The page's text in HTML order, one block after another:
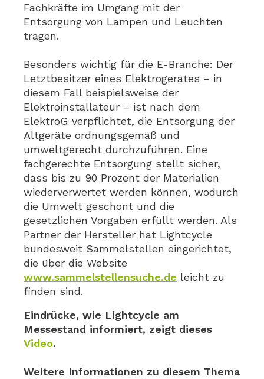
Fachkräfte im Umgang mit der
Entsorgung von Lampen und Leuchten
tragen.
Besonders wichtig für die E-Branche: Der
Letztbesitzer eines Elektrogerätes – in
diesem Fall beispielsweise der
Elektroinstallateur – ist nach dem
ElektroG verpflichtet, die Entsorgung der
Altgeräte ordnungsgemäß und
umweltgerecht durchzuführen. Eine
fachgerechte Entsorgung stellt sicher,
dass bis zu 90 Prozent der Materialien
wiederverwertet werden können, wodurch
die Umwelt geschont und die
gesetzlichen Vorgaben erfüllt werden. Als
Partner der Hersteller hat Lightcycle
bundesweit Sammelstellen eingerichtet,
die über die Website
www.sammelstellensuche.de leicht zu
finden sind.
Eindrücke, wie Lightcycle am
Messestand informiert, zeigt dieses
Video.
Weitere Informationen zu diesem Thema